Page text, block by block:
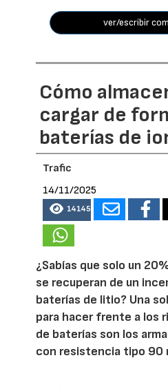
ver/escribir
Cómo
cargar de
baterías de
Trafic
14/11/2025
14145
¿Sabías que solo un
se recuperan de un
baterías de litio? Una
para hacer frente a los
de baterías son los
con resistencia tipo 90